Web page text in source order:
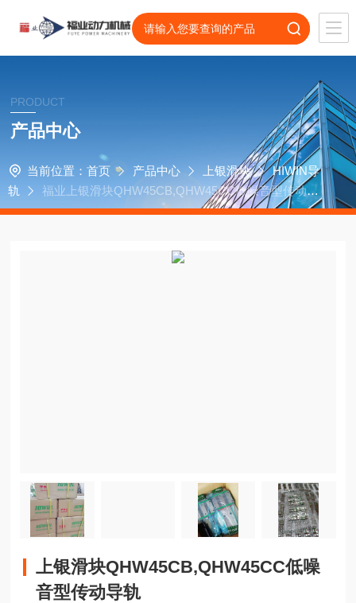
PRODUCT
产品中心
当前位置： 首页 产品中心 上银滑块
HIWIN导
轨
福业上银滑块QHW45CB,QHW45CC低噪音型传动导
轨
上银滑块QHW45CB,QHW45CC低噪
音型传动导轨